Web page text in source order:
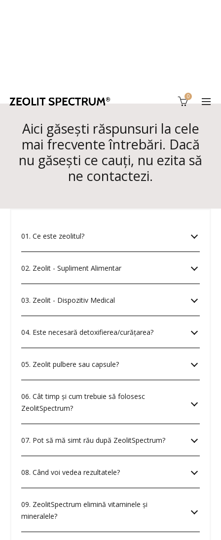
0
Aici găseşti răspunsuri la cele
mai frecvente întrebări. Dacă
nu găsești ce cauți, nu ezita să
ne contactezi.
01. Ce este zeolitul?
02. Zeolit - Supliment Alimentar
03. Zeolit - Dispozitiv Medical
04. Este necesară detoxifierea/curăţarea?
05. Zeolit pulbere sau capsule?
06. Cât timp şi cum trebuie să folosesc
ZeolitSpectrum?
07. Pot să mă simt rău după ZeolitSpectrum?
08. Când voi vedea rezultatele?
09. ZeolitSpectrum elimină vitaminele şi
mineralele?